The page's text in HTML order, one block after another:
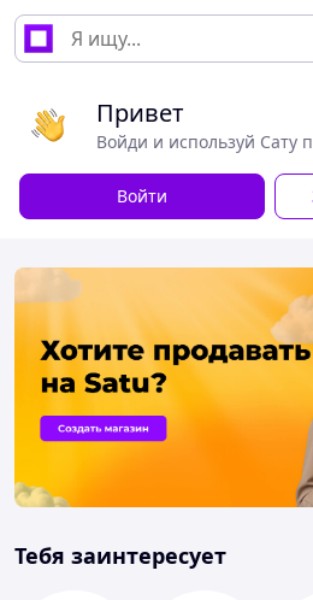
Привет
Войди и используй Сату
Войти
Тебя заинтересует